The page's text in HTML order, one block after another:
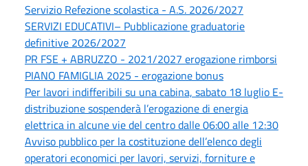
Servizio Refezione scolastica - A.S. 2026/2027
SERVIZI EDUCATIVI– Pubblicazione graduatorie
definitive 2026/2027
PR FSE + ABRUZZO - 2021/2027 erogazione rimborsi
PIANO FAMIGLIA 2025 - erogazione bonus
Per lavori indifferibili su una cabina, sabato 18 luglio E-
distribuzione sospenderà l’erogazione di energia
elettrica in alcune vie del centro dalle 06:00 alle 12:30
Avviso pubblico per la costituzione dell’elenco degli
operatori economici per lavori, servizi, forniture e